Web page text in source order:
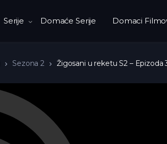
Serije Domaće Serije Domaci
Sezona 2 Žigosani u reketu S2 – Epizoda